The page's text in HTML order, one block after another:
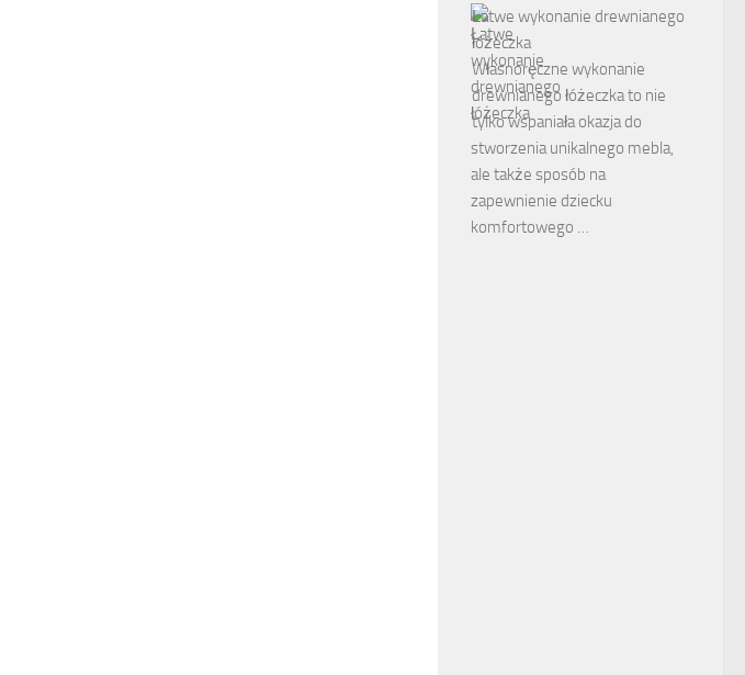
Łatwe wykonanie drewnianego
łóżeczka
Własnoręczne wykonanie
drewnianego łóżeczka to nie
tylko wspaniała okazja do
stworzenia unikalnego mebla,
ale także sposób na
zapewnienie dziecku
komfortowego …